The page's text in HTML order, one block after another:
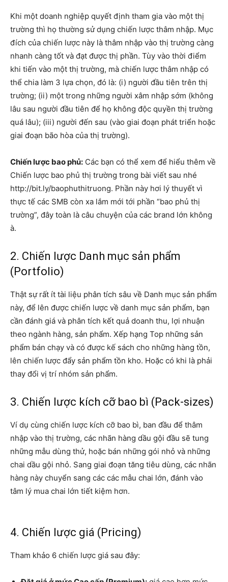
Khi một doanh nghiệp quyết định tham gia vào một thị
trường thì họ thường sử dụng chiến lược thâm nhập. Mục
đích của chiến lược này là thâm nhập vào thị trường càng
nhanh càng tốt và đạt được thị phần. Tùy vào thời điểm
khi tiến vào một thị trường, mà chiến lược thâm nhập có
thể chia làm 3 lựa chọn, đó là: (i) người đầu tiên trên thị
trường; (ii) một trong những người xâm nhập sớm (không
lâu sau người đầu tiên để họ không độc quyền thị trường
quá lâu); (iii) người đến sau (vào giai đoạn phát triển hoặc
giai đoạn bão hòa của thị trường).
Chiến lược bao phủ: Các bạn có thể xem để hiểu thêm về
Chiến lược bao phủ thị trường trong bài viết sau nhé
http://bit.ly/baophuthitruong. Phần này hơi lý thuyết vì
thực tế các SMB còn xa lắm mới tới phần “bao phủ thị
trường”, đây toàn là câu chuyện của các brand lớn không
à.
2. Chiến lược Danh mục sản phẩm
(Portfolio)
Thật sự rất ít tài liệu phân tích sâu về Danh mục sản phẩm
này, để lên được chiến lược về danh mục sản phẩm, bạn
cần đánh giá và phân tích kết quả doanh thu, lợi nhuận
theo ngành hàng, sản phẩm. Xếp hạng Top những sản
phẩm bán chạy và có được kế sách cho những hàng tồn,
lên chiến lược đẩy sản phẩm tồn kho. Hoặc có khi là phải
thay đổi vị trí nhóm sản phẩm.
3. Chiến lược kích cỡ bao bì (Pack-sizes)
Ví dụ cùng chiến lược kích cỡ bao bì, ban đầu để thâm
nhập vào thị trường, các nhãn hàng dầu gội đầu sẽ tung
những mẫu dùng thử, hoặc bán những gói nhỏ và những
chai dầu gội nhỏ. Sang giai đoạn tăng tiêu dùng, các nhãn
hàng này chuyển sang các các mẫu chai lớn, đánh vào
tâm lý mua chai lớn tiết kiệm hơn.
4. Chiến lược giá (Pricing)
Tham khảo 6 chiến lược giá sau đây: